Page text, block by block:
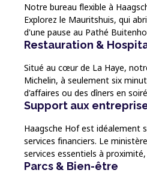
Notre bureau flexible à
Explorez le Mauritshuis, qui
d'une pause au Pathé
Restauration &
Situé au cœur de La Haye,
Michelin, à seulement six
d'affaires ou des dîners en
Support aux
Haagsche Hof est idéalement
services financiers. Le
services essentiels à
Parcs & Bien-être